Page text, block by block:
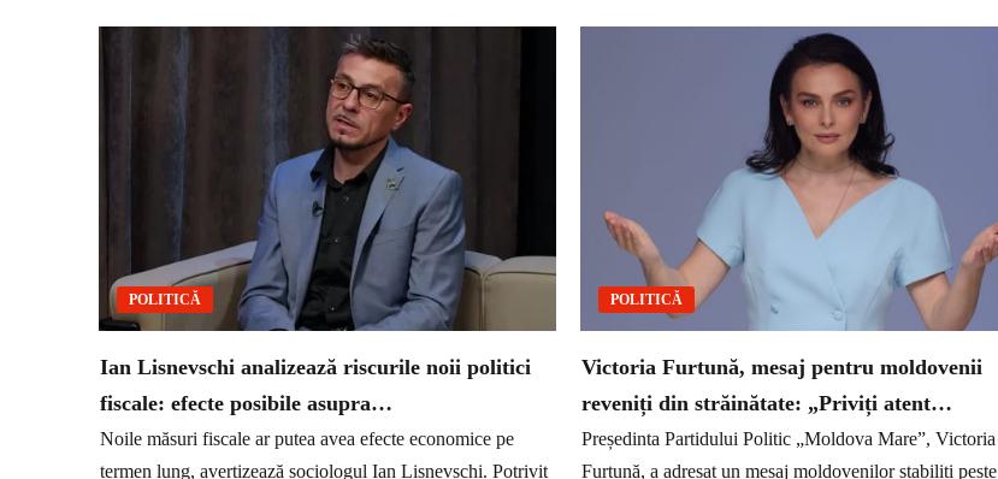
POLITICĂ
Ian Lisnevschi analizează riscurile noii politici
fiscale: efecte posibile asupra…
Noile măsuri fiscale ar putea avea efecte economice pe
termen lung, avertizează sociologul Ian Lisnevschi. Potrivit
POLITICĂ
Victoria Furtună, mesaj pentru moldovenii
reveniți din străinătate: „Priviți atent…
Președinta Partidului Politic „Moldova Mare”, Victoria
Furtună, a adresat un mesaj moldovenilor stabiliți peste